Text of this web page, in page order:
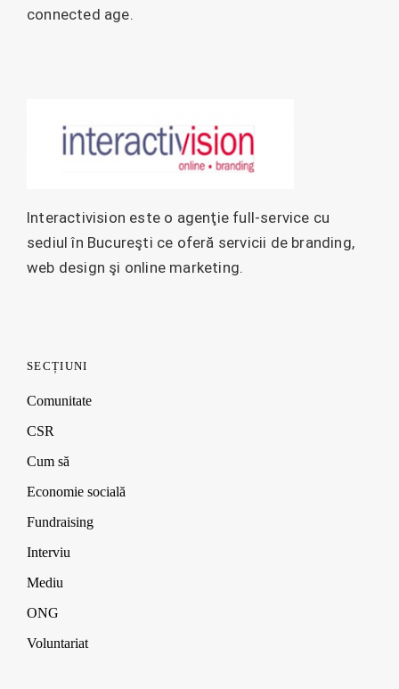
connected age.
Interactivision este o agenţie full-service cu
sediul în Bucureşti ce oferă servicii de branding,
web design şi online marketing.
SECȚIUNI
Comunitate
CSR
Cum să
Economie socială
Fundraising
Interviu
Mediu
ONG
Voluntariat